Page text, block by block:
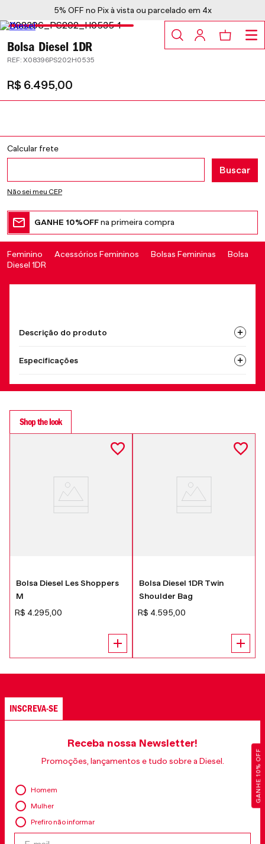
GANHE 10% OFF
5% OFF no Pix à vista ou parcelado em 4x
Bolsa Diesel 1DR
: X08396PS202H0535
R$ 6.495,00
Não sei meu CEP
GANHE 10%OFFna primeira compra
Feminino Acessórios Femininos Bolsas Femininas
Bolsa
Diesel 1DR
Descrição do produto
Especificações
Shop the look
Bolsa Diesel Les Shoppers
M
R$ 4 295 00
Bolsa Diesel 1DR Twin
Shoulder Bag
R$ 4 595 00
INSCREVA-SE
Receba nossa Newsletter!
Promoções, lançamentos e tudo sobre a Diesel.
Homem
Mulher
Prefiro não informar